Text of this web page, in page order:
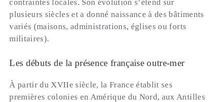
contraintes locales. Son évolution s’étend sur
plusieurs siècles et a donné naissance à des bâtiments
variés (maisons, administrations, églises ou forts
militaires).
Les débuts de la présence française outre-mer
À partir du XVIIe siècle, la France établit ses
premières colonies en Amérique du Nord, aux Antilles